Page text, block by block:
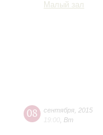
Малый зал
08 сентября 2015
19:00 Вт